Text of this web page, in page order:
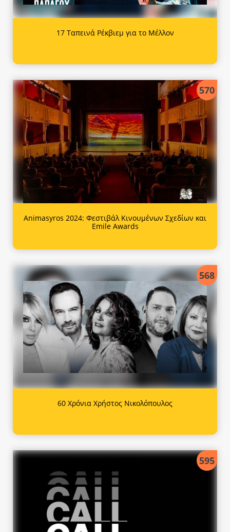
17 Ταπεινά Ρέκβιεμ για το Μέλλον
570
Animasyros 2024: Φεστιβάλ Κινουμένων Σχεδίων και
Emile Awards
568
60 Χρόνια Χρήστος Νικολόπουλος
595